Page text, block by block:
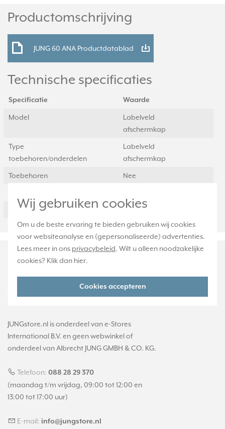
Wij gebruiken cookies
Om u de beste ervaring te bieden gebruiken wij cookies
voor websiteanalyse en (gepersonaliseerde) advertenties.
Lees meer in ons privacybeleid. Wilt u alleen noodzakelijke
cookies? Klik dan hier.
Cookies accepteren
Productomschrijving
JUNG 60 ANA Productdatablad
Technische specificaties
Specificatie Waarde
Model
Labelveld
afschermkap
Type
toebehoren/onderdelen
Labelveld
afschermkap
Toebehoren Nee
60ANA
JUNGstore.nl is onderdeel van e-Stores
International B.V. en geen webwinkel of
onderdeel van Albrecht JUNG GMBH & CO. KG.
Telefoon: 088 28 29 370
(maandag t/m vrijdag, 09:00 tot 12:00 en
13:00 tot 17:00 uur)
E-mail: info@jungstore.nl